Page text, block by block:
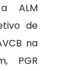
ALM
de
na
PGR